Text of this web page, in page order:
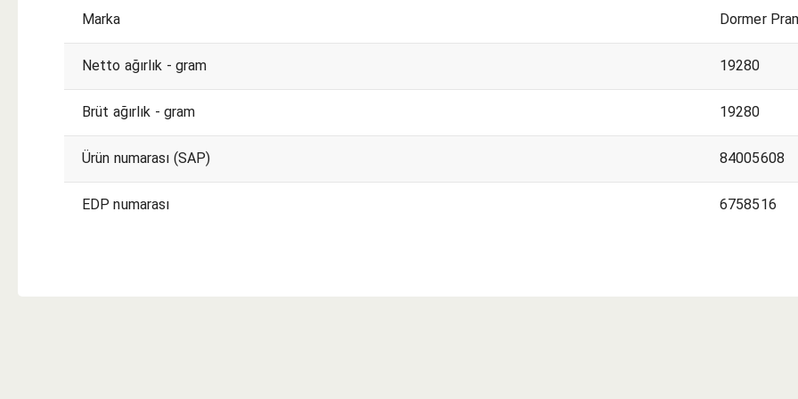
Marka Dormer
Netto ağırlık - gram 19280
Brüt ağırlık - gram 19280
Ürün numarası (SAP) 84005608
EDP numarası 6758516